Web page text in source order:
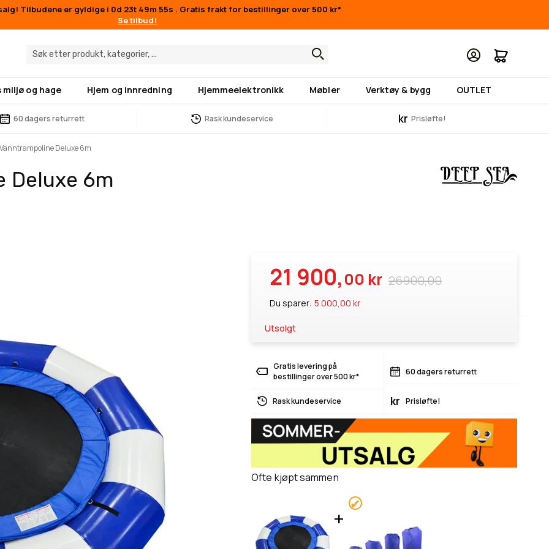
Tilbudene er gyldige i 0d 23t 49m 55s . Gratis frakt for bestillinger over 500 kr*
Se tilbud!
Min
miljø og hage Hjem og innredning Hjemmeelektronikk Møbler Verktøy & bygg OUTLET
60 dagers returrett Rask kundeservice kr Prisløfte!
Vanntrampoline Deluxe 6m
Deluxe 6m
26900,00
21 900,00 kr
Du sparer: 5 000,00 kr
Utsolgt
Gratis levering på
bestillinger over 500 kr*
60 dagers returrett
Rask kundeservice kr Prisløfte!
Ofte kjøpt sammen